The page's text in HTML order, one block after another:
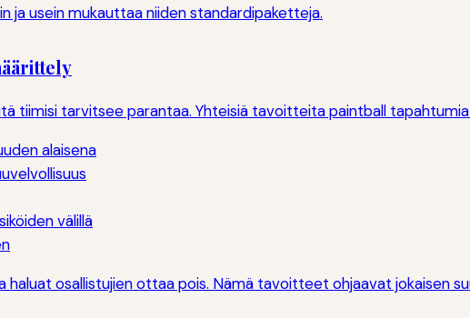
ja usein mukauttaa niiden standardipaketteja.
tiimisi tarvitsee parantaa. Yhteisiä tavoitteita paintball
alaisena
välillä
haluat osallistujien ottaa pois. Nämä tavoitteet ohjaavat jokaisen